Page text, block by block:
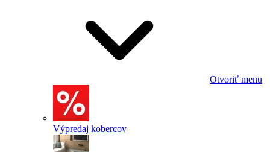
Otvoriť menu
Výpredaj kobercov